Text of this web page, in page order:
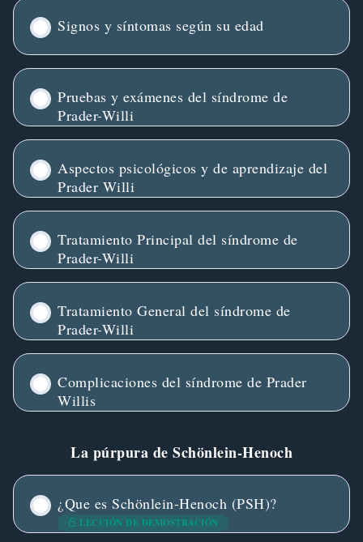
Signos y síntomas según su edad
Pruebas y exámenes del síndrome de
Prader-Willi
Aspectos psicológicos y de aprendizaje del
Prader Willi
Tratamiento Principal del síndrome de
Prader-Willi
Tratamiento General del síndrome de
Prader-Willi
Complicaciones del síndrome de Prader
Willis
La púrpura de Schönlein-Henoch
¿Que es Schönlein-Henoch (PSH)?
LECCIÓN DE DEMOSTRACIÓN